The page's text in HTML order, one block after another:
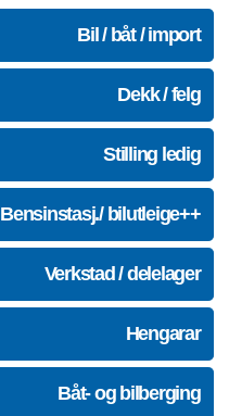
Bil / båt / import
Dekk / felg
Stilling ledig
Bensinstasj./ bilutleige++
Verkstad / delelager
Hengarar
Båt- og bilberging